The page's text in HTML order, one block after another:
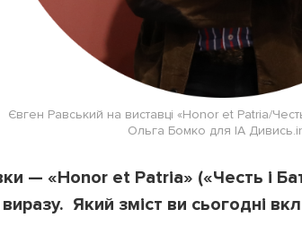
Євген Равський на виставці «Honor et Patria/
Ольга Бомко для ІА
— «Honor et Patria» («Честь і
Який зміст ви сьогодні